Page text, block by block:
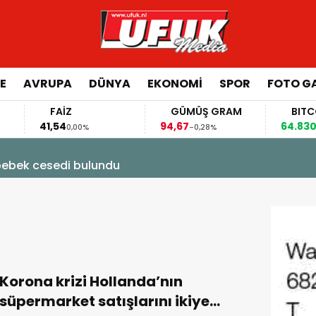
AVRUPA DÜNYA EKONOMI SPOR FOTO
FAİZ
41,540,00%
GÜMÜŞ GRAM
94,67-0,28%
BITCOIN
64.830,00
cesedi bulundu
Korona krizi Hollanda’nın
süpermarket satışlarını ikiye